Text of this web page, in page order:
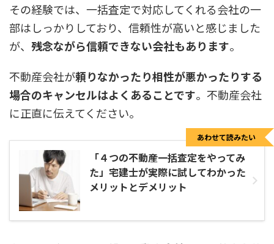
その経験では、一括査定で対応してくれる会社の一
部はしっかりしており、信頼性が高いと感じました
が、 残念ながら信頼できない会社もあります。
不動産会社が頼りなかったり相性が悪かったりする
場合のキャンセルはよくあることです。不動産会社
に正直に伝えてください。
「４つの不動産一括査定をやってみ
た」宅建士が実際に試してわかった
メリットとデメリット
あわせて読みたい